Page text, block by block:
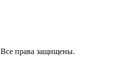
Все права защищены.